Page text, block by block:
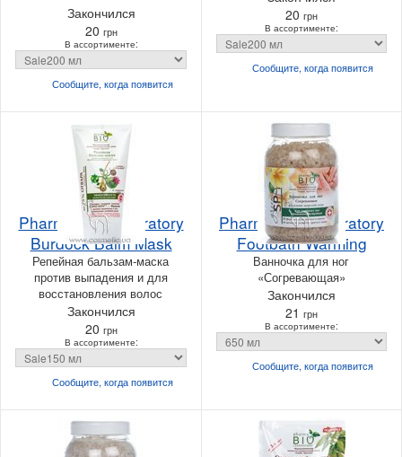
Закончился
20 грн
В ассортименте:
Сообщите, когдапоявится
20 грн
В ассортименте:
Сообщите, когдапоявится
Pharma Bio Laboratory
Burdock Balm Mask
Репейная бальзам-маска
против выпадения и для
восстановления волос
Закончился
20 грн
В ассортименте:
Сообщите, когдапоявится
Pharma Bio Laboratory
Footbath Warming
Ванночка для ног
«Согревающая»
Закончился
21 грн
В ассортименте:
Сообщите, когдапоявится